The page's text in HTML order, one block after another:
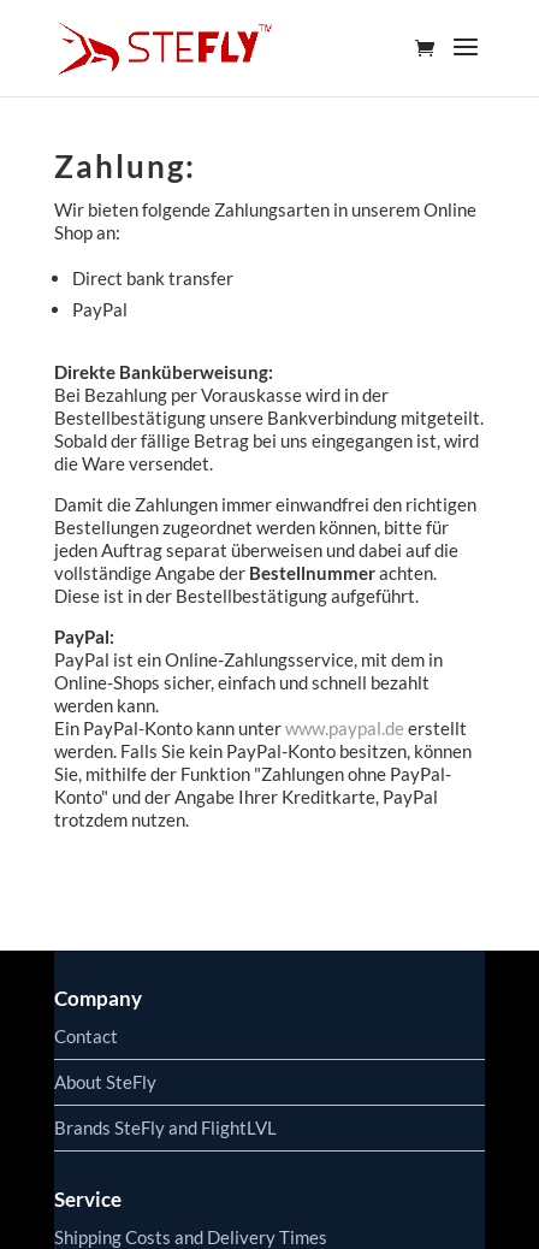
Zahlung:
Wir bieten folgende Zahlungsarten in unserem Online
Shop an:
Direct bank transfer
PayPal
Direkte Banküberweisung:
Bei Bezahlung per Vorauskasse wird in der
Bestellbestätigung unsere Bankverbindung mitgeteilt.
Sobald der fällige Betrag bei uns eingegangen ist, wird
die Ware versendet.
Damit die Zahlungen immer einwandfrei den richtigen
Bestellungen zugeordnet werden können, bitte für
jeden Auftrag separat überweisen und dabei auf die
vollständige Angabe der Bestellnummerachten.
Diese ist in der Bestellbestätigung aufgeführt.
PayPal:
PayPal ist ein Online-Zahlungsservice, mit dem in
Online-Shops sicher, einfach und schnell bezahlt
werden kann.
Ein PayPal-Konto kann unterwww.paypal.de erstellt
werden. Falls Sie kein PayPal-Konto besitzen, können
Sie, mithilfe der Funktion "Zahlungen ohne PayPal-
Konto" und der Angabe Ihrer Kreditkarte, PayPal
trotzdem nutzen.
Company
Contact
About SteFly
Brands SteFly and FlightLVL
Service
Shipping Costs and Delivery Times